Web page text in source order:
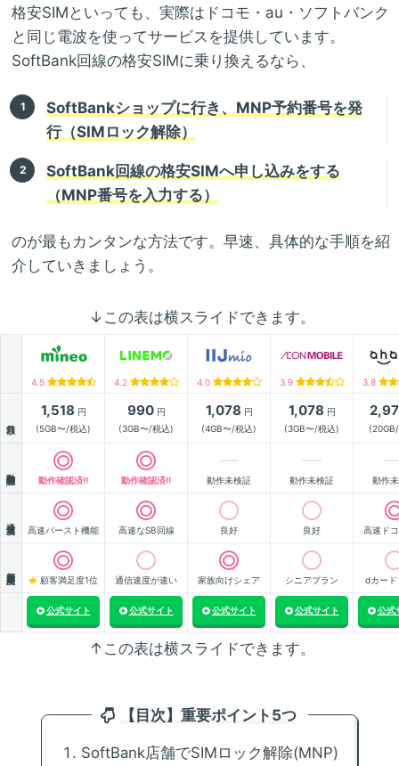
格安SIMといっても、実際はドコモ・au・ソフトバンク
と同じ電波を使ってサービスを提供しています。
SoftBank回線の格安SIMに乗り換えるなら、
SoftBankショップに行き、MNP予約番号を発
行（SIMロック解除）
SoftBank回線の格安SIMへ申し込みをする
（MNP番号を入力する）
のが最もカンタンな方法です。早速、具体的な手順を紹
介していきましょう。
↓この表は横スライドできます。
4.5 4.2 4.0 3.9 3.8
1,518 円
(5GB〜/税込)
990円
(3GB〜/税込)
1,078 円
(4GB〜/税込)
1,078 円
(3GB〜/税込)
動作確認済!! 動作確認済!! 動作未検証 動作未検証 動作
高速バースト機能 高速なSB回線 良好 良好 高速ド
顧客満足度1位 通信速度が速い 家族向けシェア シニアプラン dカード
公式サイト 公式サイト 公式サイト 公式サイト 公式
↑この表は横スライドできます。
【目次】重要ポイント5つ
SoftBank店舗でSIMロック解除(MNP)